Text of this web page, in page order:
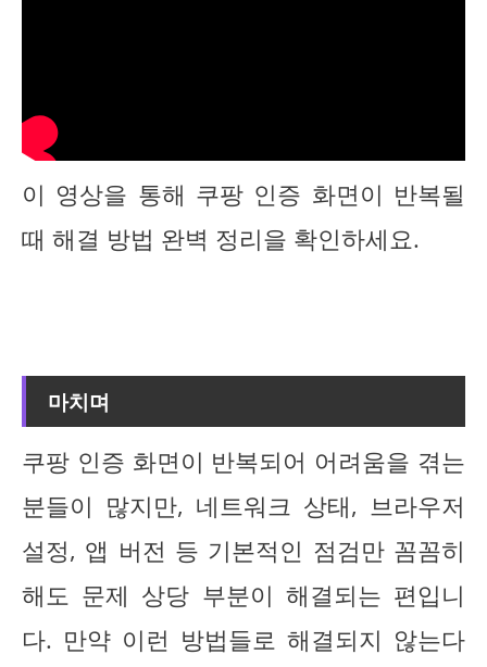
이 영상을 통해 쿠팡 인증 화면이 반복될
때 해결 방법 완벽 정리을 확인하세요.
마치며
쿠팡 인증 화면이 반복되어 어려움을 겪는
분들이 많지만, 네트워크 상태, 브라우저
설정, 앱 버전 등 기본적인 점검만 꼼꼼히
해도 문제 상당 부분이 해결되는 편입니
다. 만약 이런 방법들로 해결되지 않는다